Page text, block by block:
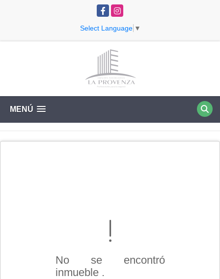
FacebookInstagram
Select Language ▼
MENÚ
No se encontró
inmueble .